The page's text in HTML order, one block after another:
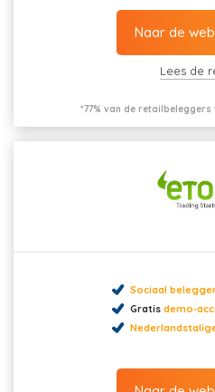
Naar de
Lees de
*77% van de retailbeleggers
Sociaal
Gratis demo-